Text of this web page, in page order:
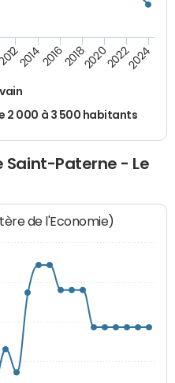
2 000 à 3 500 habitants
201420162018202020222024
Saint-Paterne - Le
de l'Economie)